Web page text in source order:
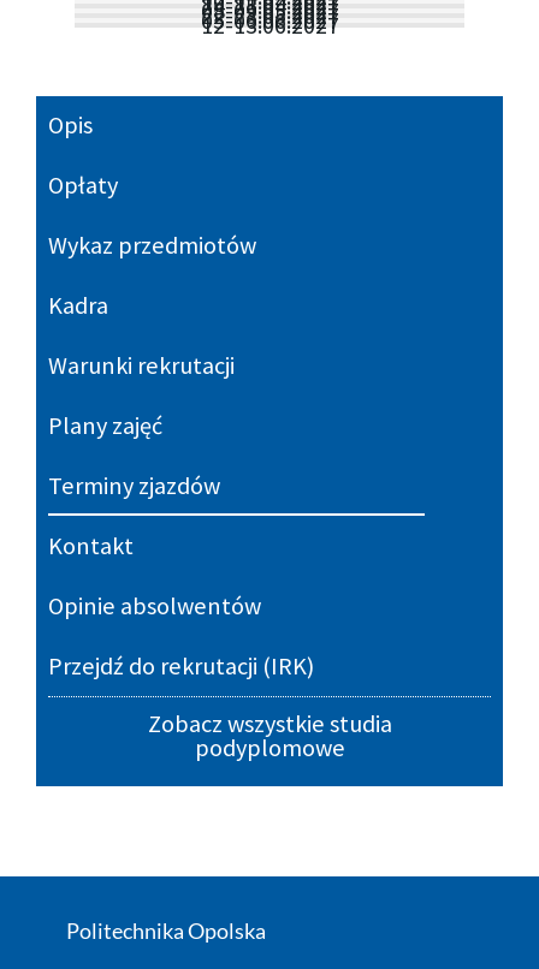
08-09.05.2027
22-23.05.2027
05-06.06.2027
12-13.06.2027
Opis
Opłaty
Wykaz przedmiotów
Kadra
Warunki rekrutacji
Plany zajęć
Terminy zjazdów
Kontakt
Opinie absolwentów
Przejdź do rekrutacji (IRK)
Zobacz wszystkie studia
podyplomowe
Politechnika Opolska